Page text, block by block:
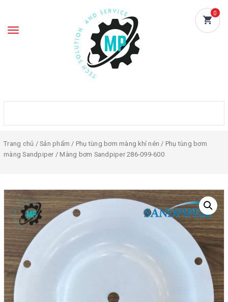
Toggle
0
Trang chủ / Sản phẩm / Phụ tùng bơm màng khí nén / Phụ tùng bơm
màng Sandpiper / Màng bơm Sandpiper 286-099-600